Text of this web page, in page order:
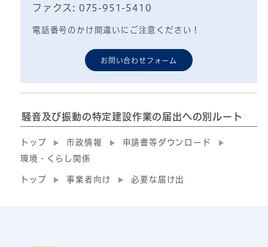
ファクス: 075-951-5410
電話番号のかけ間違いにご注意ください！
お問い合わせフォーム
騒音及び振動の特定建設作業の届出への別ルート
トップ 市政情報
申請書等ダウンロード
環境・くらし関係
トップ 事業者向け 必要な届け出